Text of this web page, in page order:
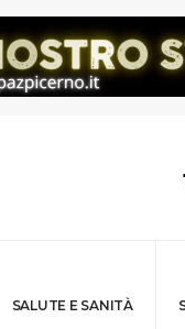
SALUTE E SANITÀ